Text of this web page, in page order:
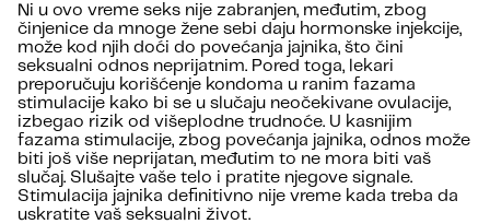
Ni u ovo vreme seks nije zabranjen, međutim, zbog
činjenice da mnoge žene sebi daju hormonske injekcije,
može kod njih doći do povećanja jajnika, što čini
seksualni odnos neprijatnim. Pored toga, lekari
preporučuju korišćenje kondoma u ranim fazama
stimulacije kako bi se u slučaju neočekivane ovulacije,
izbegao rizik od višeplodne trudnoće. U kasnijim
fazama stimulacije, zbog povećanja jajnika, odnos može
biti još više neprijatan, međutim to ne mora biti vaš
slučaj. Slušajte vaše telo i pratite njegove signale.
Stimulacija jajnika definitivno nije vreme kada treba da
uskratite vaš seksualni život.